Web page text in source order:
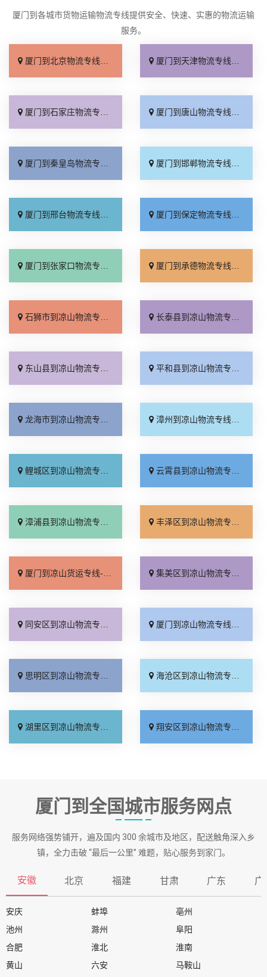
厦门到各城市货物运输物流专线提供安全、快速、实惠的物流运输
服务。
厦门到北京物流专线_上门取件「不随意加价」 厦门到天津物流专线_专线快运「直通专线」
厦门到石家庄物流专线_多久能到「诚信为先」 厦门到唐山物流专线_上门提货「准时准点」
厦门到秦皇岛物流专线_高速快运「整车配货」 厦门到邯郸物流专线_全境到达「无需中转」
厦门到邢台物流专线_需要几天「要多少钱」 厦门到保定物流专线_多少一吨「定点发车」
厦门到张家口物流专线_专线快运「运价查询」 厦门到承德物流专线_专线快运「零担配货」
石狮市到凉山物流专线_怎么收费「每日发车」 长泰县到凉山物流专线_运价行情「市县闪送」
东山县到凉山物流专线_准时到货「天天发车」 平和县到凉山物流专线_价格透明「上门取件」
龙海市到凉山物流专线_随叫随到「送货到门」 漳州到凉山物流专线_价位合理「运保时效」
鲤城区到凉山物流专线_几天到达「快运有保障」 云霄县到凉山物流专线_多少一吨「来电咨询」
漳浦县到凉山物流专线_价格透明「零担配货」 丰泽区到凉山物流专线_合理收费「运费多少」
厦门到凉山货运专线-厦门到凉山物流公司_价位合理「计费标准」 集美区到凉山物流专线_几天到达「整车配货」
同安区到凉山物流专线_多少一方「无需中转」 厦门到凉山物流专线_专线直达「需要几天」
思明区到凉山物流专线_资质齐全「不随意加价」 海沧区到凉山物流专线_直达往返「全境到达」
湖里区到凉山物流专线_实时反馈「合同承运」 翔安区到凉山物流专线_多少一方「上门取件」
厦门到全国城市服务网点
服务网络强势铺开，遍及国内 300 余城市及地区，配送触角深入乡
镇，全力击破 “最后一公里” 难题，贴心服务到家门。
安徽 北京 福建 甘肃 广东 广
安庆 蚌埠
亳州
池州
滁州
阜阳
合肥
淮北
淮南
黄山
六安
马鞍山